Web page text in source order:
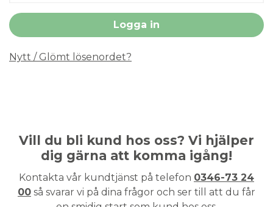
Nytt / Glömt lösenordet?
Vill du bli kund hos oss? Vi hjälper
dig gärna att komma igång!
Kontakta vår kundtjänst på telefon 0346-73 24
00 så svarar vi på dina frågor och ser till att du får